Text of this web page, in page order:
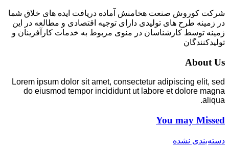
شرکت کوروش صنعت هخامنش آماده دریافت ایده های خلاق شما
در زمینه طرح های تولیدی دارای توجیه اقتصادی و مطالعه در این
زمینه توسط کارشناسان در منوی مربوط به خدمات کارآفرینان و
تولیدکنندگان
About Us
Lorem ipsum dolor sit amet, consectetur adipiscing elit, sed
do eiusmod tempor incididunt ut labore et dolore magna
aliqua.
You may Missed
دسته‌بندی نشده